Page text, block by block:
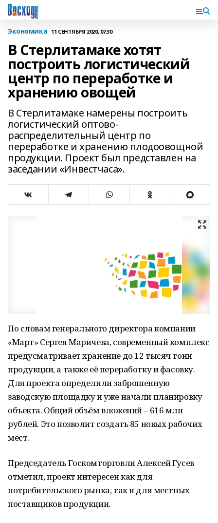
Экономика 11 СЕНТЯБРЯ 2020, 07:30
В Стерлитамаке хотят
построить логистический
центр по переработке и
хранению овощей
В Стерлитамаке намерены построить
логистический оптово-
распределительный центр по
переработке и хранению плодоовощной
продукции. Проект был представлен на
заседании «Инвестчаса».
По словам генерального директора компании
«Март» Сергея Маричева, современный комплекс
предусматривает хранение до 12 тысяч тонн
продукции, а также её переработку и фасовку.
Для проекта определили заброшенную
заводскую площадку и уже начали планировку
объекта. Общий объём вложений – 616 млн
рублей. Это позволит создать 85 новых рабочих
мест.
Председатель Госкомторговли Алексей Гусев
отметил, проект интересен как для
потребительского рынка, так и для местных
поставщиков продукции.